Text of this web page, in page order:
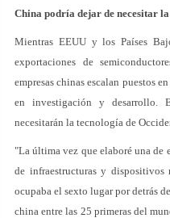
China podría dejar de necesitar
Mientras EEUU y los Países
exportaciones de
empresas chinas escalan puestos
en investigación y desarrollo.
necesitarán la tecnología de
"La última vez que elaboré una de
de infraestructuras y
ocupaba el sexto lugar por detrás
china entre las 25 primeras del